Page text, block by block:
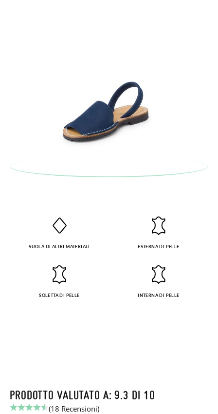
SUOLA DI ALTRI MATERIALI ESTERNA DI PELLE
SOLETTA DI PELLE INTERNA DI PELLE
PRODOTTO VALUTATO A: 9.3 DI 10
(18 Recensioni)